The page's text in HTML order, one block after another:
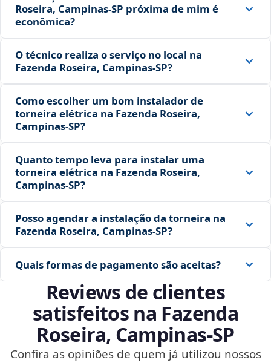
Roseira, Campinas‑SP próxima de mim é
econômica?
O técnico realiza o serviço no local na
Fazenda Roseira, Campinas‑SP?
Como escolher um bom instalador de
torneira elétrica na Fazenda Roseira,
Campinas‑SP?
Quanto tempo leva para instalar uma
torneira elétrica na Fazenda Roseira,
Campinas‑SP?
Posso agendar a instalação da torneira na
Fazenda Roseira, Campinas‑SP?
Quais formas de pagamento são aceitas?
Reviews de clientes
satisfeitos na Fazenda
Roseira, Campinas‑SP
Confira as opiniões de quem já utilizou nossos